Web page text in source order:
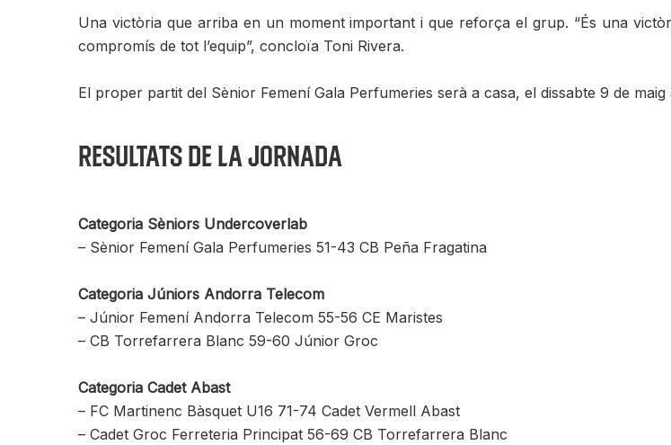
Una victòria que arriba en un moment important i que reforça el grup. “És una
compromís de tot l’equip”, concloïa Toni Rivera.
El proper partit del Sènior Femení Gala Perfumeries serà a casa, el dissabte 9 de
Resultats de la jornada
Categoria Sèniors Undercoverlab
– Sènior Femení Gala Perfumeries 51-43 CB Peña Fragatina
Categoria Júniors Andorra Telecom
– Júnior Femení Andorra Telecom 55-56 CE Maristes
– CB Torrefarrera Blanc 59-60 Júnior Groc
Categoria Cadet Abast
– FC Martinenc Bàsquet U16 71-74 Cadet Vermell Abast
– Cadet Groc Ferreteria Principat 56-69 CB Torrefarrera Blanc